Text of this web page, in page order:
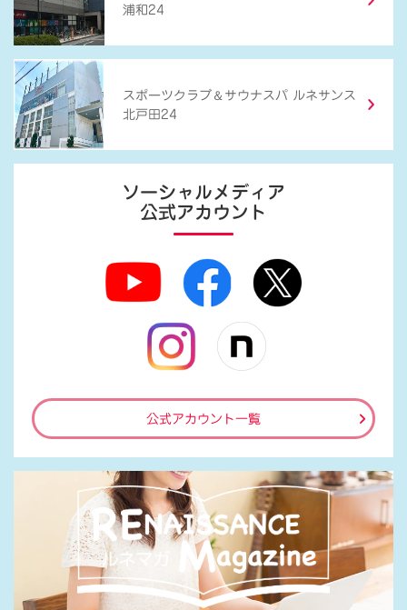
浦和24
スポーツクラブ ＆ サウナスパ ルネサンス
北戸田24
ソーシャルメディア
公式アカウント
公式アカウント一覧